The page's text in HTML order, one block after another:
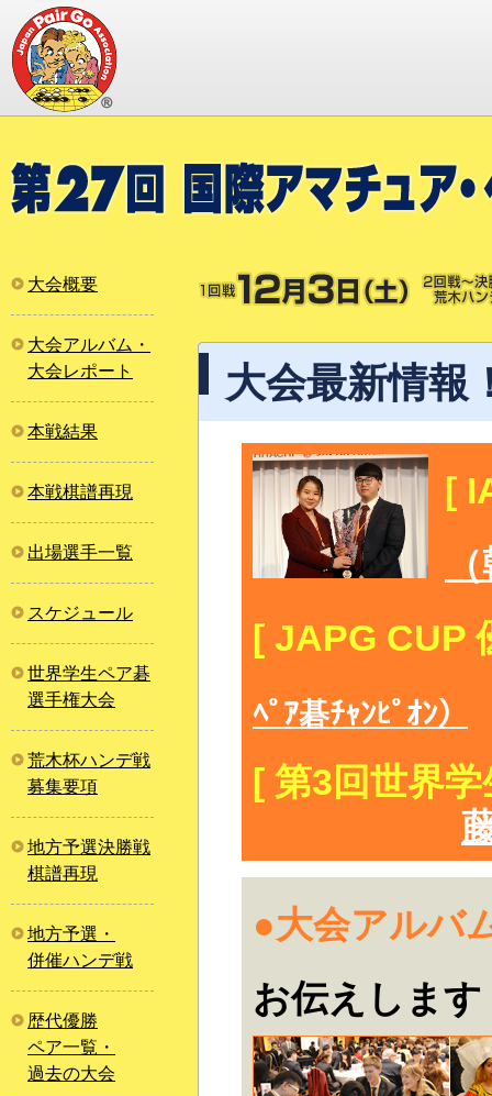
大会概要
大会アルバム・
大会レポート
本戦結果
本戦棋譜再現
出場選手一覧
スケジュール
世界学生ペア碁
選手権大会
荒木杯ハンデ戦
募集要項
地方予選決勝戦
棋譜再現
地方予選・
併催ハンデ戦
歴代優勝
ペア一覧・
過去の大会
大会最新情報
[
[ JAPG CUP
ﾍﾟｱ碁ﾁｬﾝﾋﾟｵﾝ）
[ 第3回世界
●大会アルバ
お伝えします